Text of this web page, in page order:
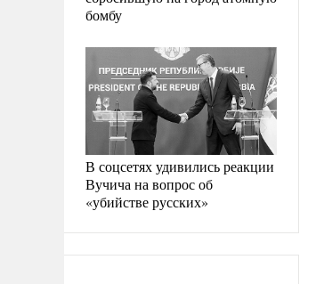
бомбу
В соцсетях удивились реакции
Вучича на вопрос об
«убийстве русских»